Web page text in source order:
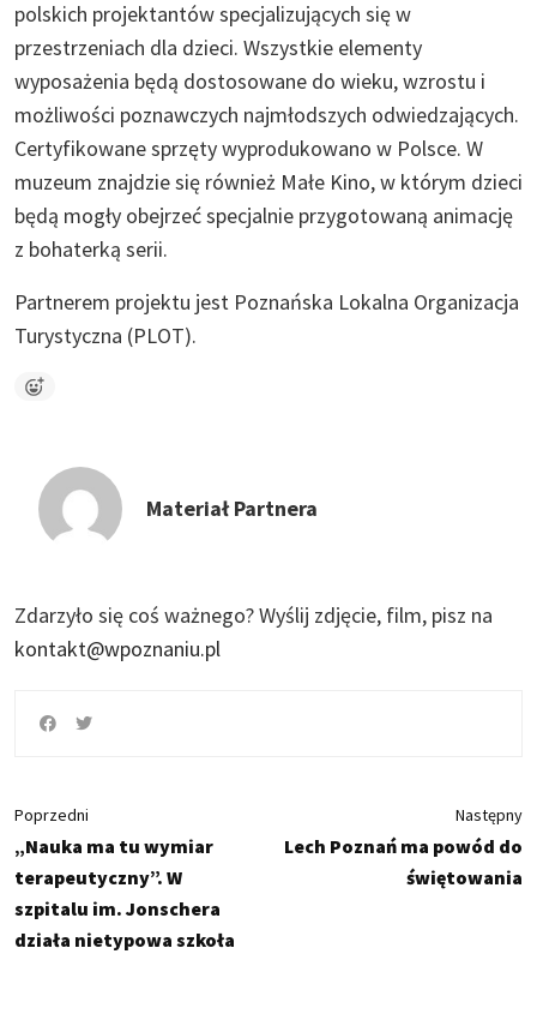
polskich projektantów specjalizujących się w
przestrzeniach dla dzieci. Wszystkie elementy
wyposażenia będą dostosowane do wieku, wzrostu i
możliwości poznawczych najmłodszych odwiedzających.
Certyfikowane sprzęty wyprodukowano w Polsce. W
muzeum znajdzie się również Małe Kino, w którym dzieci
będą mogły obejrzeć specjalnie przygotowaną animację
z bohaterką serii.
Partnerem projektu jest Poznańska Lokalna Organizacja
Turystyczna (PLOT).
Materiał Partnera
Zdarzyło się coś ważnego?Wyślij zdjęcie, film, pisz na
kontakt@wpoznaniu.pl
Poprzedni
„Nauka ma tu wymiar
terapeutyczny”. W
szpitalu im. Jonschera
działa nietypowa szkoła
Następny
Lech Poznań ma powód do
świętowania